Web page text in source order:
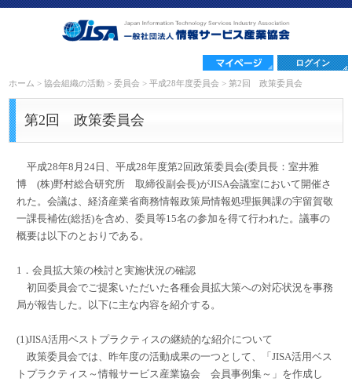
ログイン
ホーム >協会組織の活動 >委員会 >平成28年度委員会 >第2回 政策委員会
第2回 政策委員会
平成28年8月24日、平成28年度第2回政策委員会(委員長：室井雅
博 (株)野村総合研究所 取締役副会長)がJISA会議室において開催さ
れた。会議は、経済産業省商務情報政策局情報処理振興課の宇留賀敬
一課長補佐(総括)を含め、委員等15名の参加を得て行われた。議事の
概要は以下のとおりである。
1．会員拡大策の検討と実施状況の確認
初回委員会でご提案いただいた各種会員拡大策への対応状況を事務
局が報告した。以下に主な内容を紹介する。
(1)JISA活用ベストプラクティスの継続的な紹介について
政策委員会では、昨年度の活動成果の一つとして、「JISA活用ベス
トプラクティス～情報サービス産業協会 会員事例集～」を作成し